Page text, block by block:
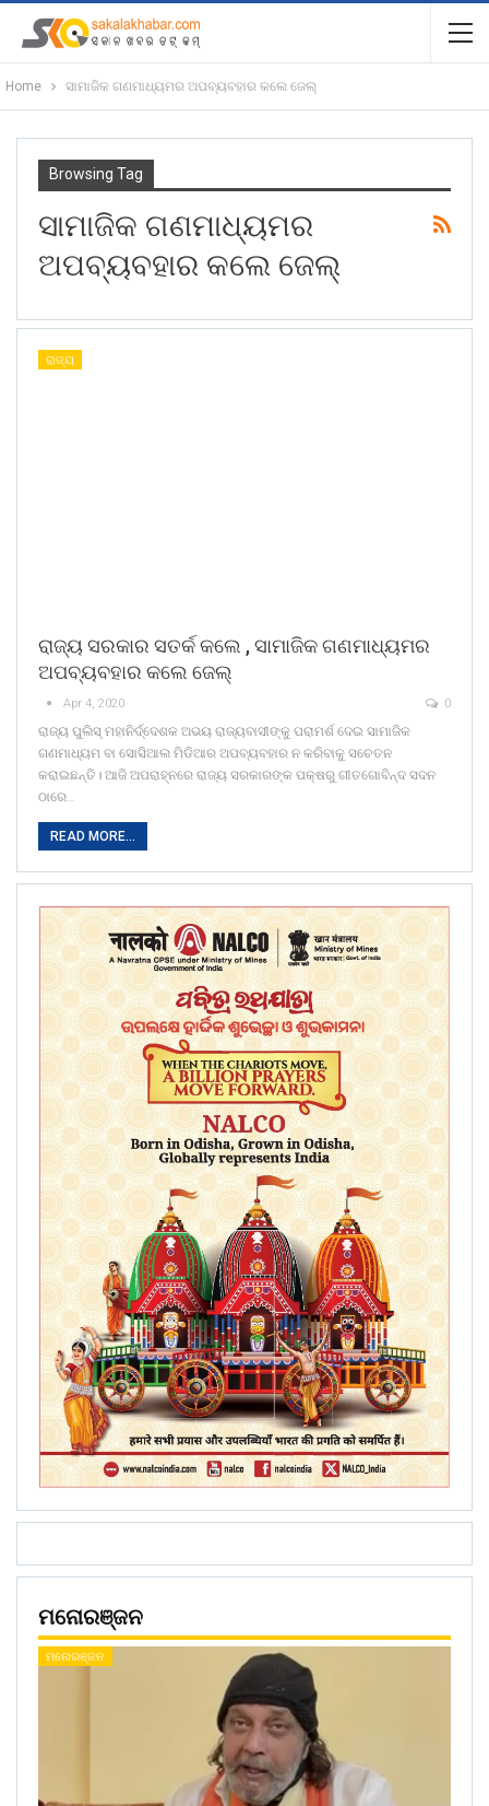
Home ସାମାଜିକ ଗଣମାଧ୍ୟମର ଅପବ୍ୟବହାର କଲେ ଜେଲ୍‌
Browsing Tag
ସାମାଜିକ ଗଣମାଧ୍ୟମର
ଅପବ୍ୟବହାର କଲେ ଜେଲ୍‌
ରାଜ୍ୟ
ରାଜ୍ୟ ସରକାର ସତର୍କ କଲେ , ସାମାଜିକ ଗଣମାଧ୍ୟମର
ଅପବ୍ୟବହାର କଲେ ଜେଲ୍‌
Apr 4, 2020 0
ରାଜ୍ୟ ପୁଲିସ୍‌ ମହାନିର୍ଦ୍ଦେଶକ ଅଭୟ ରାଜ୍ୟବାସୀଙ୍କୁ ପରାମର୍ଶ ଦେଇ ସାମାଜିକ
ଗଣମାଧ୍ୟମ ବା ସୋସିଆଲ ମିଡିଆର ଅପବ୍ୟବହାର ନ କରିବାକୁ ସଚେତନ
କରାଇଛନ୍ତି। ଆଜି ଅପରାହ୍ନରେ ରାଜ୍ୟ ସରକାରଙ୍କ ପକ୍ଷରୁ ଗୀତଗୋବିନ୍ଦ ସଦନ
ଠାରେ…
READ MORE...
ମନୋରଞ୍ଜନ
ମନୋରଞ୍ଜନ